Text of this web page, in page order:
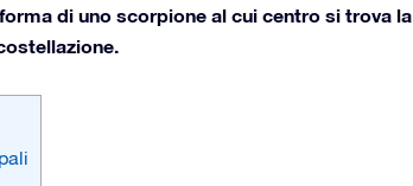
di uno scorpione al cui centro si trova la